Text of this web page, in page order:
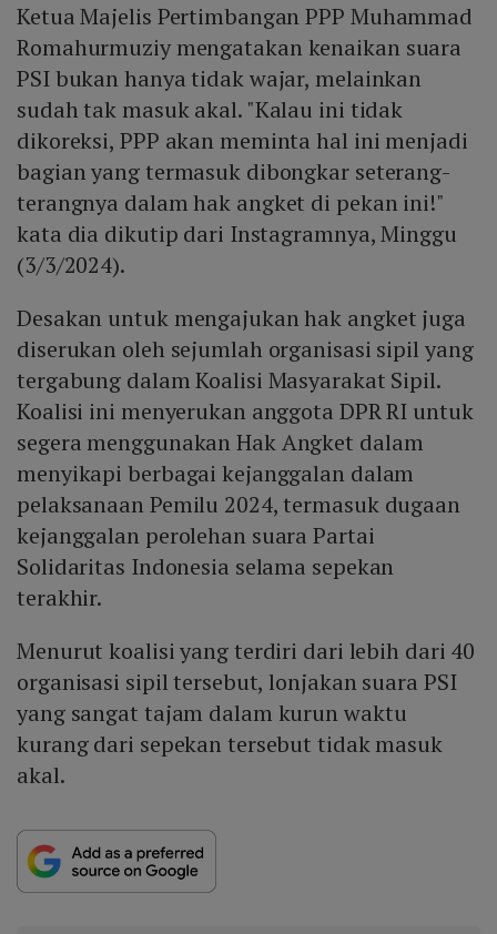
Ketua Majelis Pertimbangan PPP Muhammad
Romahurmuziy mengatakan kenaikan suara
PSI bukan hanya tidak wajar, melainkan
sudah tak masuk akal. "Kalau ini tidak
dikoreksi, PPP akan meminta hal ini menjadi
bagian yang termasuk dibongkar seterang-
terangnya dalam hak angket di pekan ini!"
kata dia dikutip dari Instagramnya, Minggu
(3/3/2024).
Desakan untuk mengajukan hak angket juga
diserukan oleh sejumlah organisasi sipil yang
tergabung dalam Koalisi Masyarakat Sipil.
Koalisi ini menyerukan anggota DPR RI untuk
segera menggunakan Hak Angket dalam
menyikapi berbagai kejanggalan dalam
pelaksanaan Pemilu 2024, termasuk dugaan
kejanggalan perolehan suara Partai
Solidaritas Indonesia selama sepekan
terakhir.
Menurut koalisi yang terdiri dari lebih dari 40
organisasi sipil tersebut, lonjakan suara PSI
yang sangat tajam dalam kurun waktu
kurang dari sepekan tersebut tidak masuk
akal.